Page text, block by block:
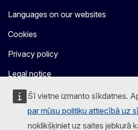
Šī vietne izmanto sīkdatnes.
par mūsu politiku attiecībā uz
noklikšķiniet uz saites jebkurā
Languages on our websites
Cookies
Privacy policy
Legal notice